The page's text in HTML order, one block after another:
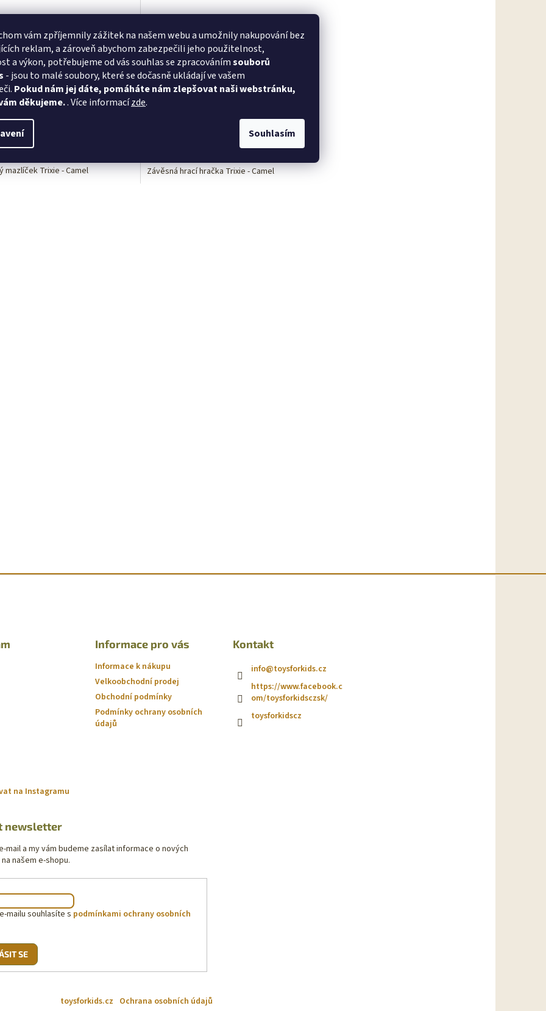
vám zpříjemnily zážitek na našem webu a umožnily nakupování bez
reklam, a zároveň abychom zabezpečili jeho použitelnost,
a výkon, potřebujeme od vás souhlas se zpracovánímsouborů
- jsou to malé soubory, které se dočasně ukládají ve vašem
Pokud nám jej dáte, pomáháte nám zlepšovat naši webstránku,
děkujeme.. Více informacízde.
Souhlasím
plyšová hračka pro děti pan
bez DPH
Kč/ ks
mazlíček Trixie - Camel
Trixie závěsná hrací hračka pro děti
pan velbloud
Závěsná hrací hračka Trixie - Camel
na Instagramu
Informace pro vás
Informace k nákupu
Velkoobchodní prodej
Obchodní podmínky
Podmínky ochrany osobních
údajů
Kontakt
info@toysforkids.cz
https://www.facebook.c
om/toysforkidsczsk/
toysforkidscz
newsletter
mail a my vám budeme zasílat informace o nových
našem e-shopu.
mailu souhlasíte s podmínkami ochrany osobních
SE
toysforkids.cz Ochrana osobních údajů